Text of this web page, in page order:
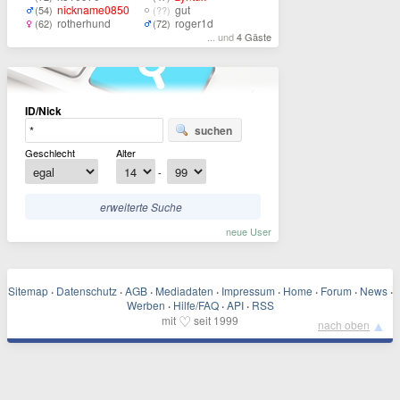
(54) nickname0850
(62) rotherhund
(??) gut
(72) roger1d
... und4 Gäste
ID/Nick
suchen
Geschlecht
Alter
-
erweiterte Suche
neue User
Sitemap · Datenschutz · AGB · Mediadaten · Impressum · Home · Forum · News ·
Werben · Hilfe/FAQ · API · RSS
mit ♡ seit 1999 nach oben ▲